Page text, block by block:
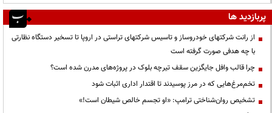
پربازدید ها
از رانت‌ شرکتهای خودروساز و تاسیس شرکتهای تراستی در اروپا تا تسخیر دستگاه نظارتی
با چه هدفی صورت گرفته است
چرا قالب وافل جایگزین سقف تیرچه بلوک در پروژه‌های مدرن شده است؟
تخم‌مرغ‌هایی که در مرز پوسیدند تا اقتدار اداری اثبات شود
تشخیص روان‌شناختی ترامپ: «او تجسم خالص شیطان است!»